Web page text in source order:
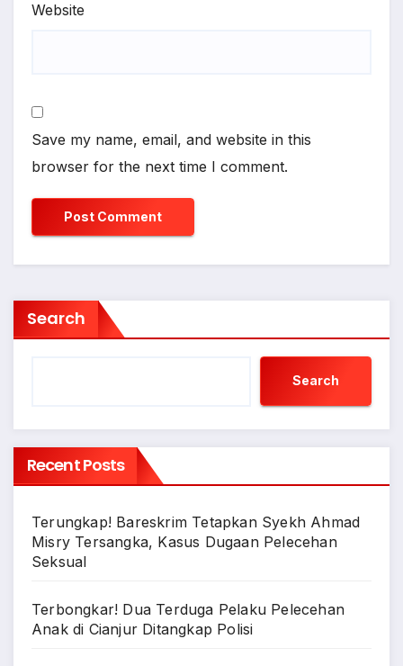
Website
Save my name, email, and website in this
browser for the next time I comment.
Search
Search
Recent Posts
Terungkap! Bareskrim Tetapkan Syekh Ahmad
Misry Tersangka, Kasus Dugaan Pelecehan
Seksual
Terbongkar! Dua Terduga Pelaku Pelecehan
Anak di Cianjur Ditangkap Polisi